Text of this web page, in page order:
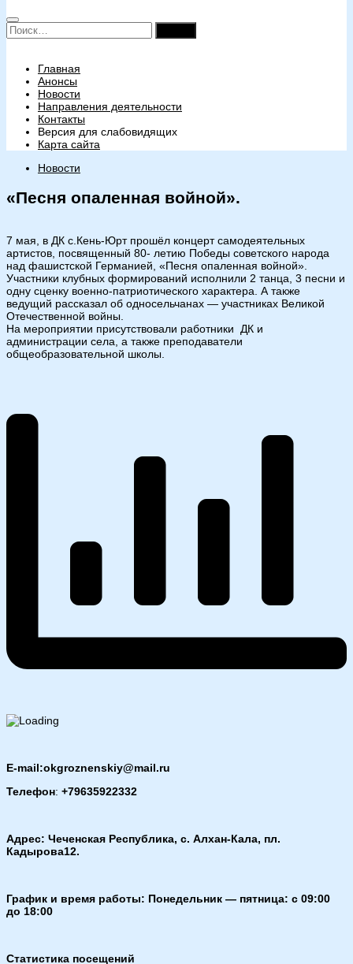
Найти:
Главная
Анонсы
Новости
Направления деятельности
Контакты
Версия для слабовидящих
Карта сайта
Новости
«Песня опаленная войной».
7 мая, в ДК с.Кень-Юрт прошёл концерт самодеятельных
артистов, посвященный 80- летию Победы советского народа
над фашистской Германией, «Песня опаленная войной».
Участники клубных формирований исполнили 2 танца, 3 песни и
одну сценку военно-патриотического характера. А также
ведущий рассказал об односельчанах — участниках Великой
Отечественной войны.
На мероприятии присутствовали работники ДК и
администрации села, а также преподаватели
общеобразовательной школы.
E-mail:okgroznenskiy@mail.ru
Телефон: +79635922332
Адрес: Чеченская Республика, с. Алхан-Кала, пл.
Кадырова12.
График и время работы: Понедельник — пятница: с 09:00
до 18:00
Статистика посещений